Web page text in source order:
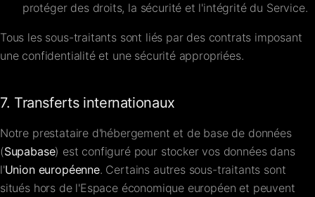
protéger des droits, la sécurité et l'intégrité du Service.
Tous les sous-traitants sont liés par des contrats imposant
une confidentialité et une sécurité appropriées.
7. Transferts internationaux
Notre prestataire d'hébergement et de base de données
(Supabase) est configuré pour stocker vos données dans
l'Union européenne. Certains autres sous-traitants sont
situés hors de l'Espace économique européen et peuvent